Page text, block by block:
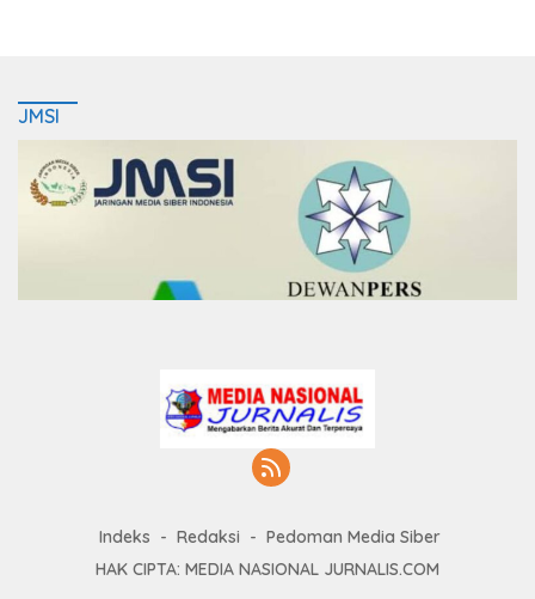
JMSI
Indeks Redaksi
Pedoman Media Siber
HAK CIPTA: MEDIA NASIONAL JURNALIS.COM